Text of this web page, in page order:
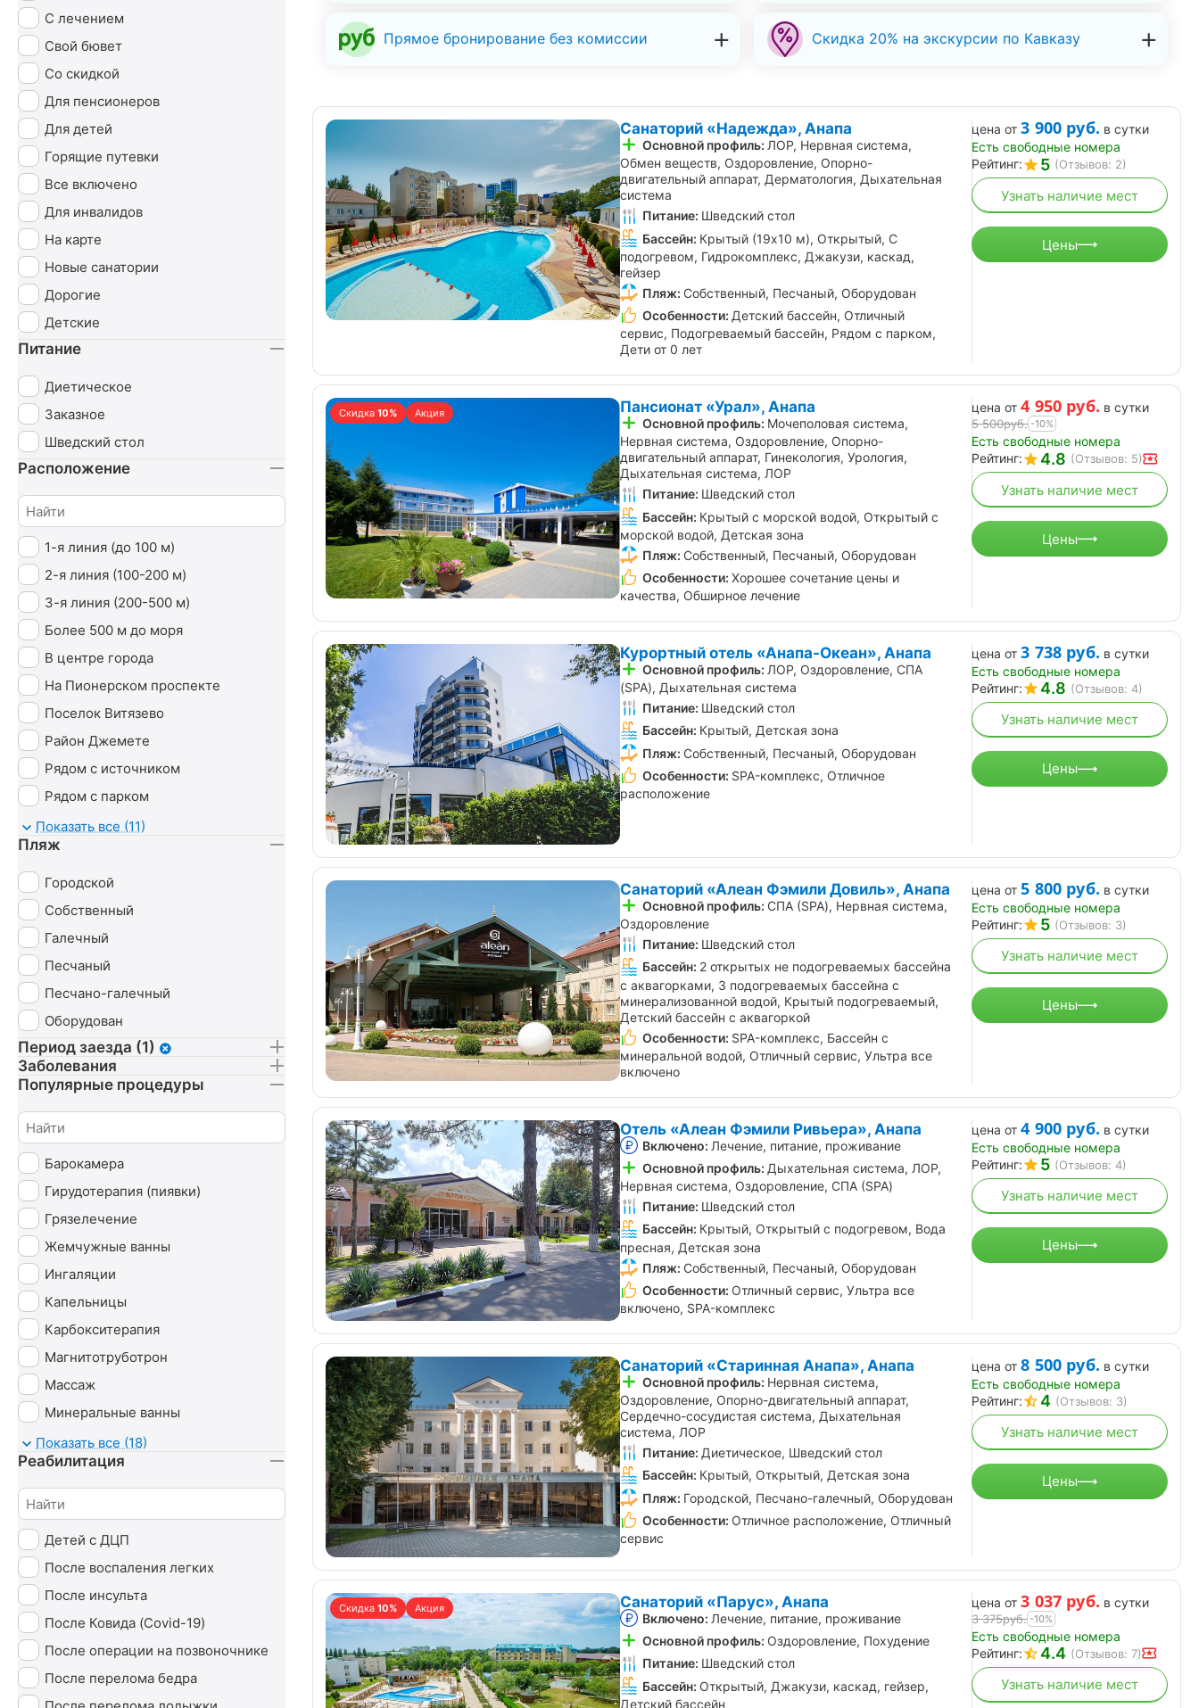
Прямое бронирование без комиссии Скидка 20% на экскурсии по Кавказу
Санаторий «Надежда», Анапа
Основной профиль: ЛОР, Нервная система,
Обмен веществ, Оздоровление, Опорно-
двигательный аппарат, Дерматология, Дыхательная
система
Питание: Шведский стол
Бассейн: Крытый (19х10 м), Открытый, С
подогревом, Гидрокомплекс, Джакузи, каскад,
гейзер
Пляж: Собственный, Песчаный, Оборудован
Особенности: Детский бассейн, Отличный
сервис, Подогреваемый бассейн, Рядом с парком,
Дети от 0 лет
цена от 3 900 руб. в сутки
Есть свободные номера
Рейтинг:
5 (Отзывов: 2)
Узнать наличие мест
Цены
Скидка 10% Акция Пансионат «Урал», Анапа
Основной профиль: Мочеполовая система,
Нервная система, Оздоровление, Опорно-
двигательный аппарат, Гинекология, Урология,
Дыхательная система, ЛОР
Питание: Шведский стол
Бассейн: Крытый с морской водой, Открытый с
морской водой, Детская зона
Пляж: Собственный, Песчаный, Оборудован
Особенности: Хорошее сочетание цены и
качества, Обширное лечение
цена от 4 950 руб. в сутки
5 500руб. -10%
Есть свободные номера
Рейтинг:
4.8 (Отзывов: 5)
Узнать наличие мест
Цены
Курортный отель «Анапа-Океан», Анапа
Основной профиль: ЛОР, Оздоровление, СПА
(SPA), Дыхательная система
Питание: Шведский стол
Бассейн: Крытый, Детская зона
Пляж: Собственный, Песчаный, Оборудован
Особенности: SPA-комплекс, Отличное
расположение
цена от 3 738 руб. в сутки
Есть свободные номера
Рейтинг:
4.8 (Отзывов: 4)
Узнать наличие мест
Цены
Санаторий «Алеан Фэмили Довиль», Анапа
Основной профиль: СПА (SPA), Нервная система,
Оздоровление
Питание: Шведский стол
Бассейн: 2 открытых не подогреваемых бассейна
с аквагорками, 3 подогреваемых бассейна с
минерализованной водой, Крытый подогреваемый,
Детский бассейн с аквагоркой
Особенности: SPA-комплекс, Бассейн с
минеральной водой, Отличный сервис, Ультра все
включено
цена от 5 800 руб. в сутки
Есть свободные номера
Рейтинг:
5 (Отзывов: 3)
Узнать наличие мест
Цены
Отель «Алеан Фэмили Ривьера», Анапа
Включено: Лечение, питание, проживание
Основной профиль: Дыхательная система, ЛОР,
Нервная система, Оздоровление, СПА (SPA)
Питание: Шведский стол
Бассейн: Крытый, Открытый с подогревом, Вода
пресная, Детская зона
Пляж: Собственный, Песчаный, Оборудован
Особенности: Отличный сервис, Ультра все
включено, SPA-комплекс
цена от 4 900 руб. в сутки
Есть свободные номера
Рейтинг:
5 (Отзывов: 4)
Узнать наличие мест
Цены
Санаторий «Старинная Анапа», Анапа
Основной профиль: Нервная система,
Оздоровление, Опорно-двигательный аппарат,
Сердечно-сосудистая система, Дыхательная
система, ЛОР
Питание: Диетическое, Шведский стол
Бассейн: Крытый, Открытый, Детская зона
Пляж: Городской, Песчано-галечный, Оборудован
Особенности: Отличное расположение, Отличный
сервис
цена от 8 500 руб. в сутки
Есть свободные номера
Рейтинг:
4 (Отзывов: 3)
Узнать наличие мест
Цены
Скидка 10% Акция Санаторий «Парус», Анапа
Включено: Лечение, питание, проживание
Основной профиль: Оздоровление, Похудение
Питание: Шведский стол
Бассейн: Открытый, Джакузи, каскад, гейзер,
Детский бассейн
цена от 3 037 руб. в сутки
3 375руб. -10%
Есть свободные номера
Рейтинг:
4.4 (Отзывов: 7)
Узнать наличие мест
С лечением
Свой бювет
Со скидкой
Для пенсионеров
Для детей
Горящие путевки
Все включено
Для инвалидов
На карте
Новые санатории
Дорогие
Детские
Питание
Диетическое
Заказное
Шведский стол
Расположение
1-я линия (до 100 м)
2-я линия (100-200 м)
3-я линия (200-500 м)
Более 500 м до моря
В центре города
На Пионерском проспекте
Поселок Витязево
Район Джемете
Рядом с источником
Рядом с парком
У моря
Показать все (11)
Пляж
Городской
Собственный
Галечный
Песчаный
Песчано-галечный
Оборудован
Период заезда (1)
Заболевания
Популярные процедуры
Барокамера
Гирудотерапия (пиявки)
Грязелечение
Жемчужные ванны
Ингаляции
Капельницы
Карбокситерапия
Магнитотруботрон
Массаж
Минеральные ванны
Озонотерапия
Психотерапия
Сероводородные ванны
Сухие ванны (углекислые)
Тамбуканская грязь
Ударно-волновая терапия (УВТ)
Без лечения
Показать все (18)
Реабилитация
Детей с ДЦП
После воспаления легких
После инсульта
После Ковида (Covid-19)
После операции на позвоночнике
После перелома бедра